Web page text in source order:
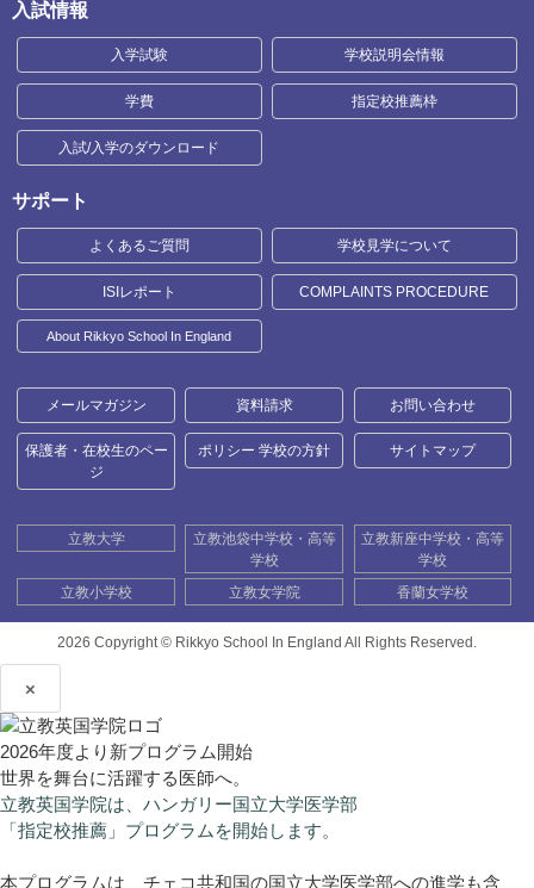
入試情報
入学試験 学校説明会情報
学費 指定校推薦枠
入試/入学のダウンロード
サポート
よくあるご質問 学校見学について
ISIレポート COMPLAINTS PROCEDURE
About Rikkyo School In England
メールマガジン 資料請求 お問い合わせ
保護者・在校生のペー
ジ
ポリシー 学校の方針 サイトマップ
立教大学
立教池袋中学校・高等
学校
立教新座中学校・高等
学校
立教小学校
立教女学院 香蘭女学校
2026 Copyright © Rikkyo School In England All Rights Reserved.
×
2026年度より新プログラム開始
世界を舞台に活躍する医師へ。
立教英国学院は、ハンガリー国立大学医学部
「指定校推薦」プログラムを開始します。
本プログラムは、チェコ共和国の国立大学医学部への進学も含